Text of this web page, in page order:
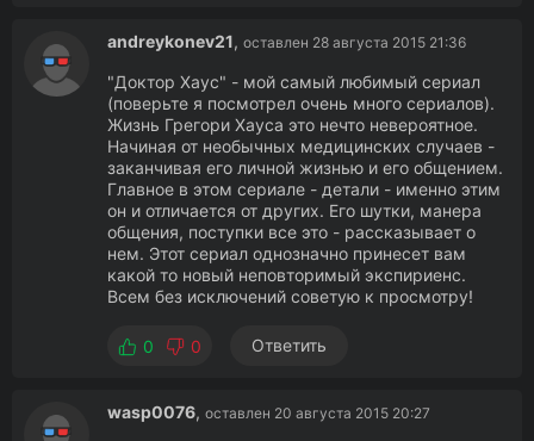
andreykonev21, оставлен 28 августа 2015 21:36
"Доктор Хаус" - мой самый любимый сериал
(поверьте я посмотрел очень много сериалов).
Жизнь Грегори Хауса это нечто невероятное.
Начиная от необычных медицинских случаев -
заканчивая его личной жизнью и его общением.
Главное в этом сериале - детали - именно этим
он и отличается от других. Его шутки, манера
общения, поступки все это - рассказывает о
нем. Этот сериал однозначно принесет вам
какой то новый неповторимый экспириенс.
Всем без исключений советую к просмотру!
0 0 Ответить
wasp0076, оставлен 20 августа 2015 20:27